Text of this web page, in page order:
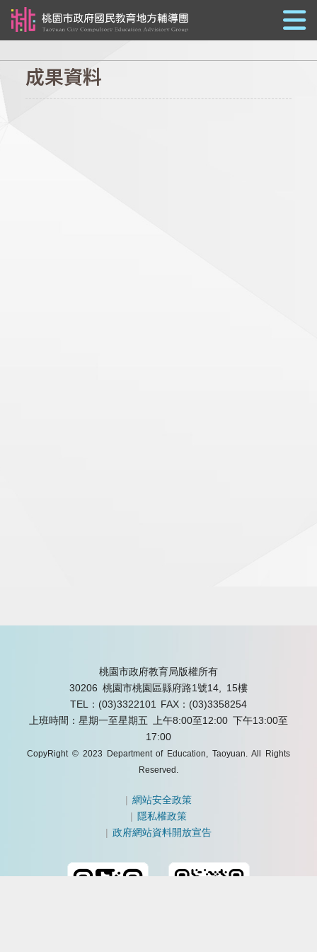
成果資料
桃園市政府教育局版權所有
30206 桃園市桃園區縣府路1號14, 15樓
TEL：(03)3322101
FAX：(03)3358254
上班時間：星期一至星期五 上午8:00至12:00 下午13:00至
17:00
CopyRight © 2023 Department of Education, Taoyuan. All Rights
Reserved.
|網站安全政策
| 隱私權政策
|政府網站資料開放宣告